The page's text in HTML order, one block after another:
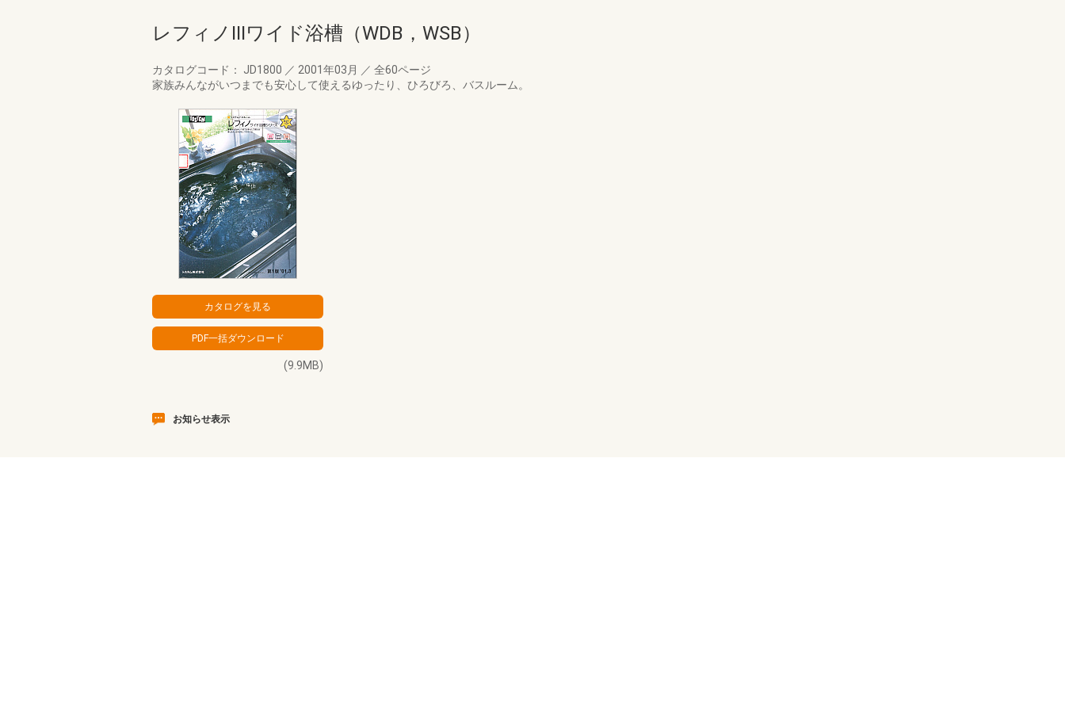
レフィノⅢワイド浴槽（WDB，WSB）
カタログコード： JD1800 ／ 2001年03月 ／ 全60ページ
家族みんながいつまでも安心して使えるゆったり、ひろびろ、バスルーム。
(9.9MB)
お知らせ表示